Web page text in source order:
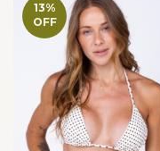
13%
OFF